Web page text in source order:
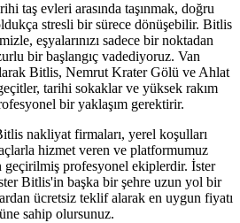
taş evleri arasında taşınmak, doğru
stresli bir sürece dönüşebilir. Bitlis
eşyalarınızı sadece bir noktadan
bir başlangıç vadediyoruz. Van
Bitlis, Nemrut Krater Gölü ve Ahlat
tarihi sokaklar ve yüksek rakım
bir yaklaşım gerektirir.
nakliyat firmaları, yerel koşulları
hizmet veren ve platformumuz
geçirilmiş profesyonel ekiplerdir. İster
Bitlis'in başka bir şehre uzun yol bir
ücretsiz teklif alarak en uygun fiyatı
sahip olursunuz.